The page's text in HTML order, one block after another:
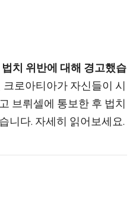
치 위반에 대해 경고했습
로아티아가 자신들이 시
브뤼셀에 통보한 후 법치
니다. 자세히 읽어보세요.